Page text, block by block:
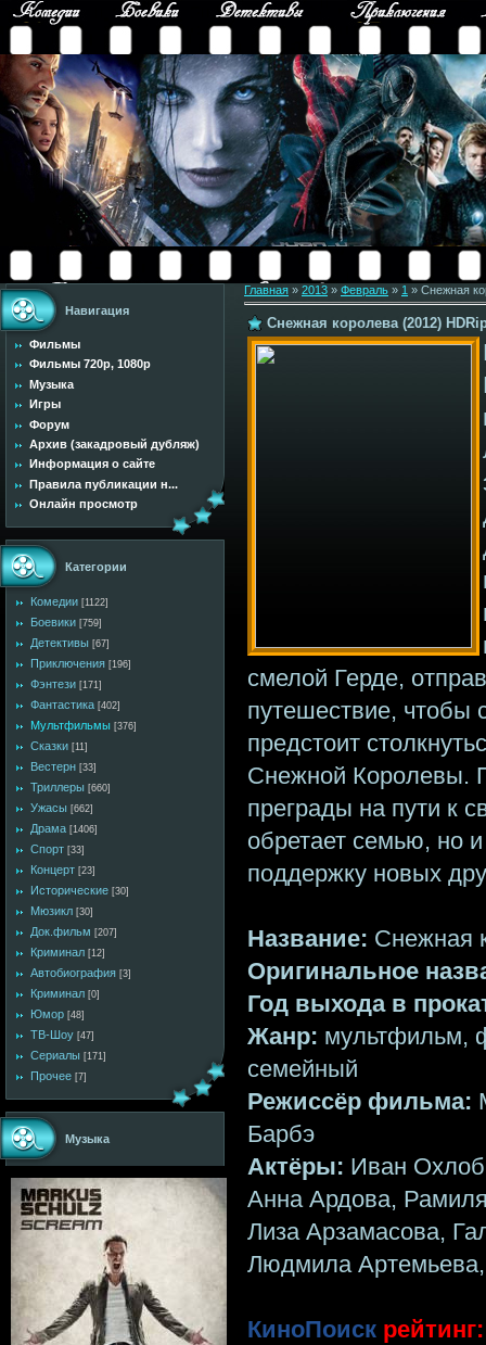
Навигация
Фильмы
Фильмы 720p, 1080p
Музыка
Игры
Форум
Архив (закадровый дубляж)
Информация о сайте
Правила публикации н...
Онлайн просмотр
Категории
Комедии [1122]
Боевики [759]
Детективы [67]
Приключения [196]
Фэнтези [171]
Фантастика [402]
Мультфильмы [376]
Сказки [11]
Вестерн [33]
Триллеры [660]
Ужасы [662]
Драма [1406]
Спорт [33]
Концерт [23]
Исторические [30]
Мюзикл [30]
Док.фильм [207]
Криминал [12]
Автобиография [3]
Криминал [0]
Юмор [48]
ТВ-Шоу [47]
Сериалы [171]
Прочее [7]
Музыка
Главная » 2013 » Февраль » 1 » Снежная
Снежная королева (2012)
смелой Герде,
путешествие, чтобы
предстоит
Снежной Королевы.
преграды на пути к
обретает семью, но
поддержку новых
Название: Снежная
Оригинальное
Год выхода в
Жанр: мультфильм,
семейный
Режиссёр фильма:
Барбэ
Актёры: Иван
Анна Ардова,
Лиза Арзамасова,
Людмила
КиноПоиск